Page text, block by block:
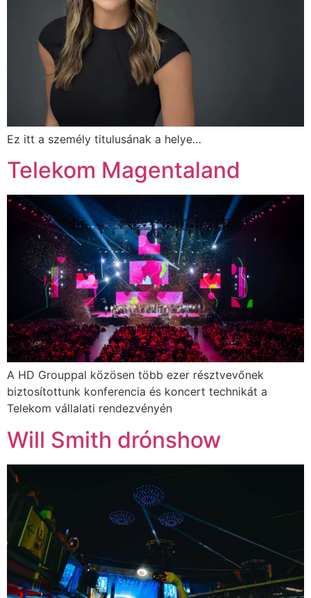
Ez itt a személy titulusának a helye…
Telekom Magentaland
A HD Grouppal közösen több ezer résztvevőnek
biztosítottunk konferencia és koncert technikát a
Telekom vállalati rendezvényén
Will Smith drónshow